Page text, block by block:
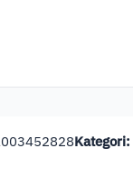
Kategori: